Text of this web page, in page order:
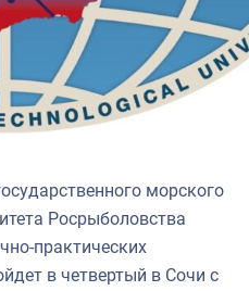
морского
Росрыболовства
практических
в четвертый в Сочи с